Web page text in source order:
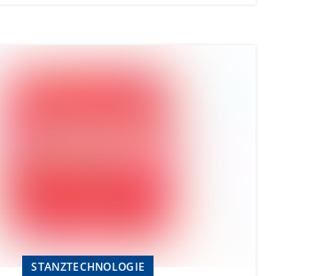
STANZTECHNOLOGIE